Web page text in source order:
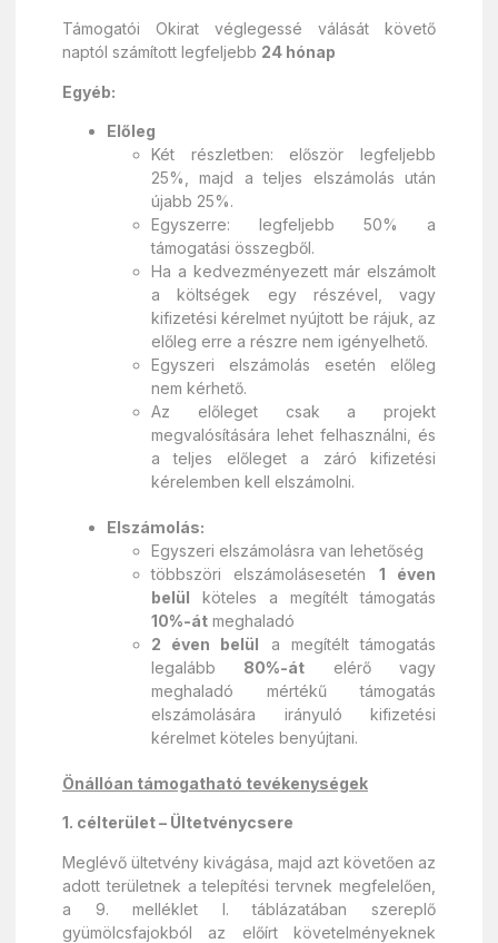
Támogatói Okirat véglegessé válását követő
naptól számított legfeljebb 24 hónap
Egyéb:
Előleg
Két részletben: először legfeljebb
25%, majd a teljes elszámolás után
újabb 25%.
Egyszerre: legfeljebb 50% a
támogatási összegből.
Ha a kedvezményezett már elszámolt
a költségek egy részével, vagy
kifizetési kérelmet nyújtott be rájuk, az
előleg erre a részre nem igényelhető.
Egyszeri elszámolás esetén előleg
nem kérhető.
Az előleget csak a projekt
megvalósítására lehet felhasználni, és
a teljes előleget a záró kifizetési
kérelemben kell elszámolni.
Elszámolás:
Egyszeri elszámolásra van lehetőség
többszöri elszámolásesetén 1 éven
belül köteles a megítélt támogatás
10%-át meghaladó
2 éven belül a megítélt támogatás
legalább 80%-át elérő vagy
meghaladó mértékű támogatás
elszámolására irányuló kifizetési
kérelmet köteles benyújtani.
Önállóan támogatható tevékenységek
1. célterület – Ültetvénycsere
Meglévő ültetvény kivágása, majd azt követően az
adott területnek a telepítési tervnek megfelelően,
a 9. melléklet I. táblázatában szereplő
gyümölcsfajokból az előírt követelményeknek